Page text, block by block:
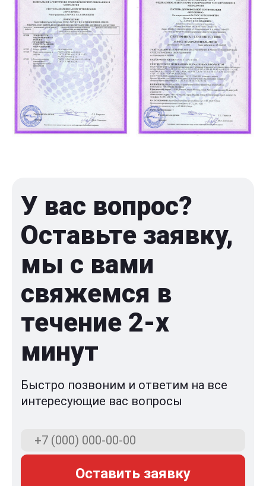
У вас вопрос?
Оставьте заявку,
мы с вами
свяжемся в
течение 2-x
минут
Быстро позвоним и ответим на все
интересующие вас вопросы
Оставить заявку